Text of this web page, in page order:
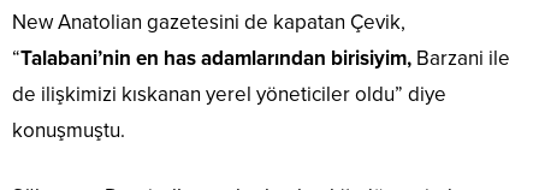
New Anatolian gazetesini de kapatan Çevik,
“Talabani’nin en has adamlarından birisiyim, Barzani ile
de ilişkimizi kıskanan yerel yöneticiler oldu” diye
konuşmuştu.